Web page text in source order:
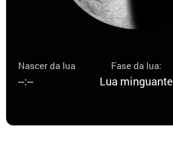
Nascer da lua
--:--
Fase da lua:
Lua minguante